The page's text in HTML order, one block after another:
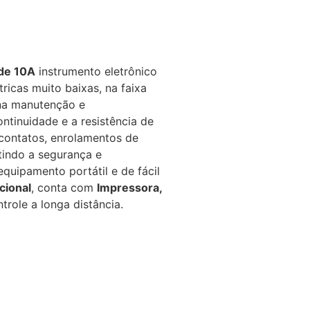
10A instrumento eletrônico
muito baixas, na faixa
manutenção e
e a resistência de
enrolamentos de
a segurança e
portátil e de fácil
, conta com Impressora,
a longa distância.